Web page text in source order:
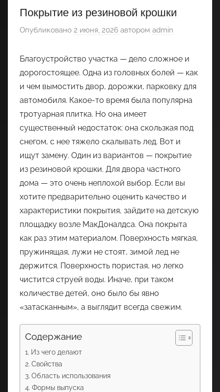
Покрытие из резиновой крошки
Опубликовано 2 июня, 2026 автором admin
Благоустройство участка — дело сложное и
дорогостоящее. Одна из головных болей — как
и чем вымостить двор, дорожки, парковку для
автомобиля. Какое-то время была популярна
тротуарная плитка. Но она имеет
существенный недостаток: она скользкая под
снегом, с нее тяжело скалывать лед. Вот и
ищут замену. Один из вариантов — покрытие
из резиновой крошки. Для двора частного
дома — это очень неплохой выбор. Если вы
хотите предварительно оценить качество и
характеристики покрытия, зайдите на детскую
площадку возле МакДоналдса. Она покрыта
как раз этим материалом. Поверхность мягкая,
пружинящая, лужи не стоят, зимой лед не
держится. Поверхность пористая, но легко
чистится струей воды. Иначе, при таком
количестве детей, оно было бы явно
«затасканным», а выглядит всегда свежим.
Содержание
Из чего делают
Свойства
Область использования
Формы выпуска